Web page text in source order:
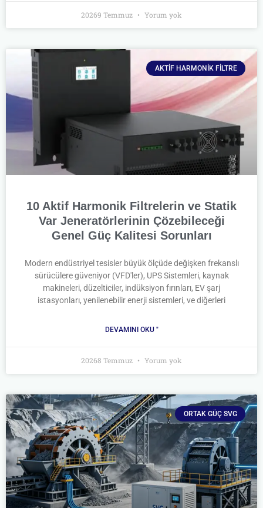
20269 Temmuz Yorum yok
AKTIF HARMONIK FILTRE
10 Aktif Harmonik Filtrelerin ve Statik
Var Jeneratörlerinin Çözebileceği
Genel Güç Kalitesi Sorunları
Modern endüstriyel tesisler büyük ölçüde değişken frekanslı
sürücülere güveniyor (VFD'ler), UPS Sistemleri, kaynak
makineleri, düzelticiler, indüksiyon fırınları, EV şarj
istasyonları, yenilenebilir enerji sistemleri, ve diğerleri
DEVAMINI OKU "
20268 Temmuz Yorum yok
ORTAK GÜÇ SVG